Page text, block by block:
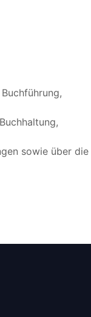
sowie über